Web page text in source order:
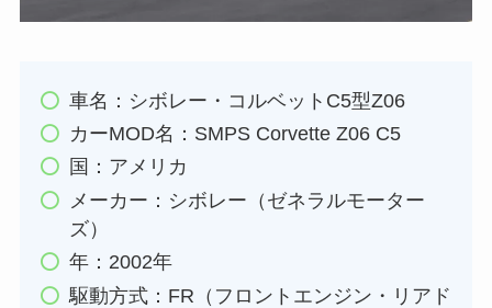
車名：シボレー・コルベットC5型Z06
カーMOD名：SMPS Corvette Z06 C5
国：アメリカ
メーカー：シボレー（ゼネラルモーター
ズ）
年：2002年
駆動方式：FR（フロントエンジン・リアド